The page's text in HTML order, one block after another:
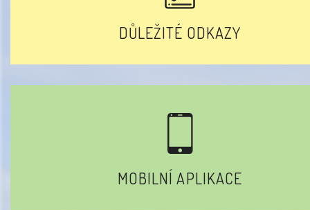
DŮLEŽITÉ ODKAZY
MOBILNÍ APLIKACE